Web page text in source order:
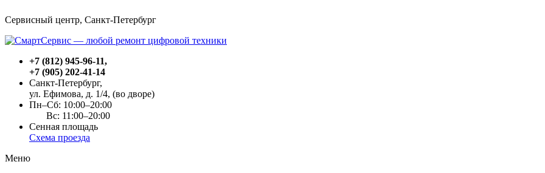
Сервисный центр, Cанкт-Петербург
+7 (812) 945-96-11,
+7 (905) 202-41-14
Санкт-Петербург,
ул. Ефимова, д. 1/4, (во дворе)
Пн–Сб: 10:00–20:00
Вс: 11:00–20:00
Сенная площадь
Схема проезда
Меню